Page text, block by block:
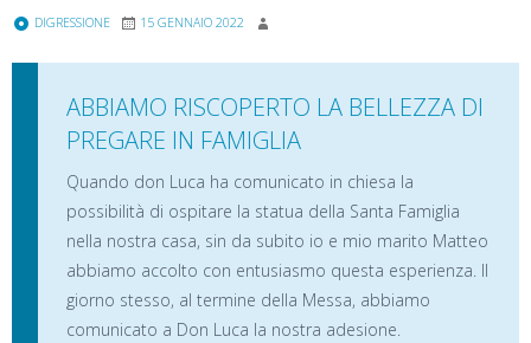
DIGRESSIONE 15 GENNAIO 2022
ABBIAMO RISCOPERTO LA BELLEZZA DI
PREGARE IN FAMIGLIA
Quando don Luca ha comunicato in chiesa la
possibilità di ospitare la statua della Santa Famiglia
nella nostra casa, sin da subito io e mio marito Matteo
abbiamo accolto con entusiasmo questa esperienza. Il
giorno stesso, al termine della Messa, abbiamo
comunicato a Don Luca la nostra adesione.